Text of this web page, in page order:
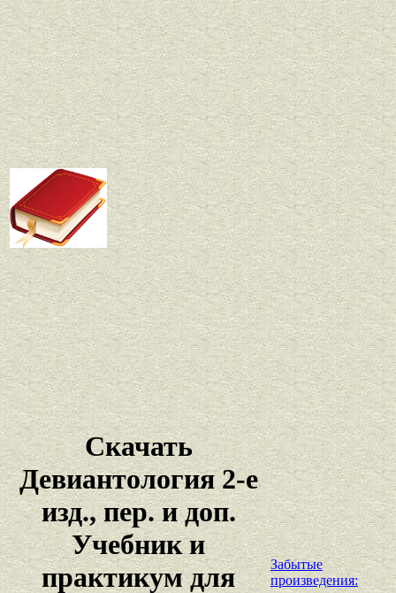
Скачать
Девиантология 2-е
изд., пер. и доп.
Учебник и
практикум для
Забытые
произведения: